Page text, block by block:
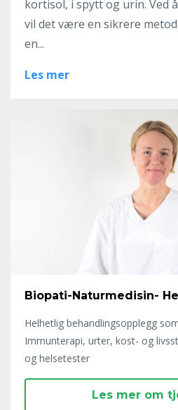
kortisol, i spytt og urin. Ved
vil det være en sikrere
en...
Les mer
Biopati-Naturmedisin-
Helhetlig behandlingsopplegg
Immunterapi, urter, kost- og
og helsetester
Les mer om